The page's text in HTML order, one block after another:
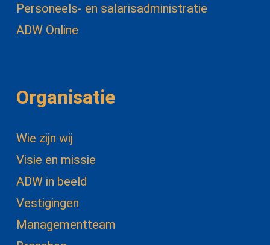
Personeels- en salarisadministratie
ADW Online
Organisatie
Wie zijn wij
Visie en missie
ADW in beeld
Vestigingen
Managementteam